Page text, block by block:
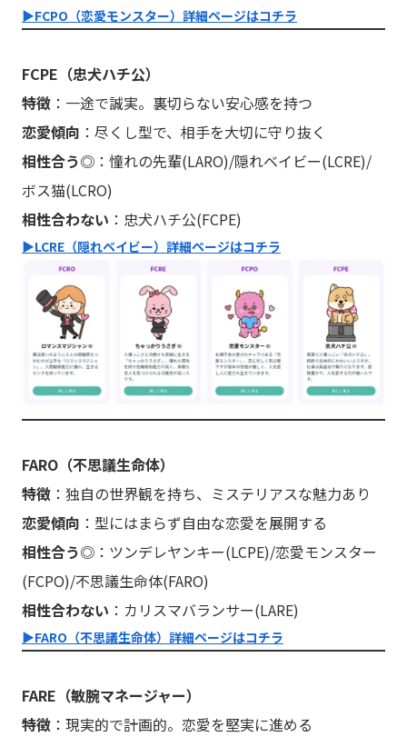
▶︎FCPO（恋愛モンスター）詳細ページはコチラ
FCPE（忠犬ハチ公）
特徴 ：一途で誠実。裏切らない安心感を持つ
恋愛傾向 ：尽くし型で、相手を大切に守り抜く
相性合う◎ ：憧れの先輩(LARO)/隠れベイビー(LCRE)/
ボス猫(LCRO)
相性合わない ：忠犬ハチ公(FCPE)
▶︎LCRE（隠れベイビー）詳細ページはコチラ
FARO（不思議生命体）
特徴 ：独自の世界観を持ち、ミステリアスな魅力あり
恋愛傾向 ：型にはまらず自由な恋愛を展開する
相性合う◎ ：ツンデレヤンキー(LCPE)/恋愛モンスター
(FCPO)/不思議生命体(FARO)
相性合わない ：カリスマバランサー(LARE)
▶︎FARO（不思議生命体）詳細ページはコチラ
FARE（敏腕マネージャー）
特徴 ：現実的で計画的。恋愛を堅実に進める